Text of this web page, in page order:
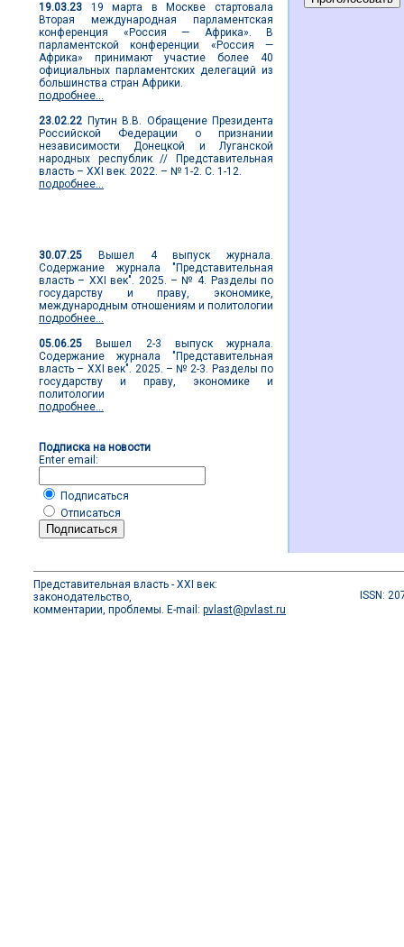
19.03.23 19 марта в Москве стартовала
Вторая международная парламентская
конференция «Россия — Африка». В
парламентской конференции «Россия —
Африка» принимают участие более 40
официальных парламентских делегаций из
большинства стран Африки.
подробнее...
23.02.22 Путин В.В. Обращение Президента
Российской Федерации о признании
независимости Донецкой и Луганской
народных республик // Представительная
власть – XXI век. 2022. – № 1-2. С. 1-12.
подробнее...
30.07.25 Вышел 4 выпуск журнала.
Содержание журнала "Представительная
власть – XXI век". 2025. – № 4. Разделы по
государству и праву, экономике,
международным отношениям и политологии
подробнее...
05.06.25 Вышел 2-3 выпуск журнала.
Содержание журнала "Представительная
власть – XXI век". 2025. – № 2-3. Разделы по
государству и праву, экономике и
политологии
подробнее...
Подписка на новости
Enter email:
Подписаться
Отписаться
Представительная власть - XXI век:
законодательство,
комментарии, проблемы. E-mail: pvlast@pvlast.ru
ISSN: